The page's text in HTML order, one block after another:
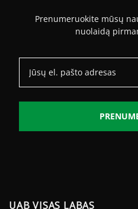
Prenumeruokite mūsų
nuolaidą
UAB VISAS LABAS